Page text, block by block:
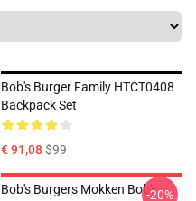
Bob's Burger Family HTCT0408
Backpack Set
€ 91,08$99
Bob's Burgers Mokken Bob's-20%